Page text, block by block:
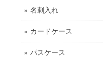
名刺入れ
カードケース
パスケース